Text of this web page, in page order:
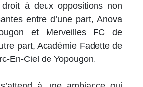
à deux oppositions non
entre d’une part, Anova
et Merveilles FC de
part, Académie Fadette de
En-Ciel de Yopougon.